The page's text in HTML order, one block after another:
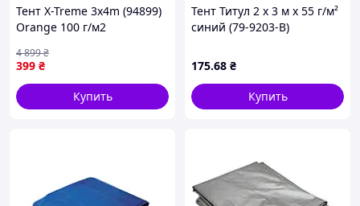
Тент X-Treme 3x4m (94899)
Orange 100 г/м2
399 ₴
4 899₴
Купить
Тент Титул 2 x 3 м x 55 г/м²
синий (79-9203-В)
175.68 ₴
Купить